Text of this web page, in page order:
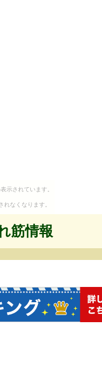
示されています。
なくなります。
筋情報